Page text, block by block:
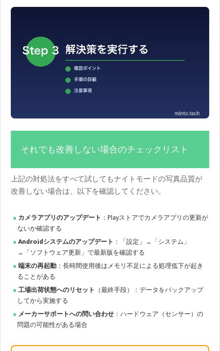
それでも改善しない場合のチェックリスト
上記の対処法をすべて試してもナイトモードの写真品質が
改善しない場合は、以下を確認してください。
カメラアプリのアップデート ：Playストアでカメラアプリの更新が
ないか確認する
Androidシステムのアップデート ：「設定」→「システム」
→「ソフトウェア更新」で最新版を確認する
端末の再起動 ：長時間使用後はメモリ不足による処理低下が起き
ることがある
工場出荷状態へのリセット
（最終手段）：データをバックアップ
してから実施する
メーカーサポートへの問い合わせ ：ハードウェア（センサー）の
問題の可能性がある場合